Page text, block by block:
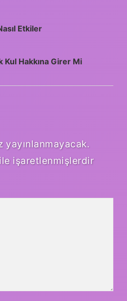
Etkiler
Kul Hakkına Girer Mi
yayınlanmayacak.
ile işaretlenmişlerdir